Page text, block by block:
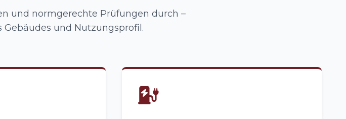
und normgerechte Prüfungen durch –
und Nutzungsprofil.